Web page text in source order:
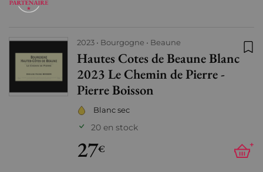
2023 Bourgogne Beaune
Hautes Cotes de Beaune Blanc
2023 Le Chemin de Pierre -
Pierre Boisson
Blanc sec
20 en stock
27€ +